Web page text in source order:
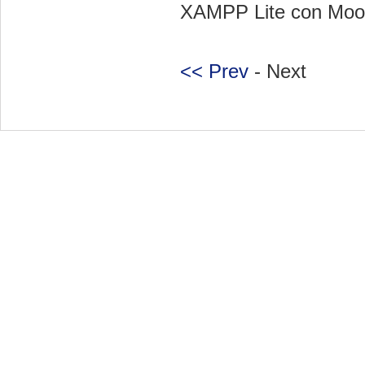
XAMPP Lite con
<< Prev - Next